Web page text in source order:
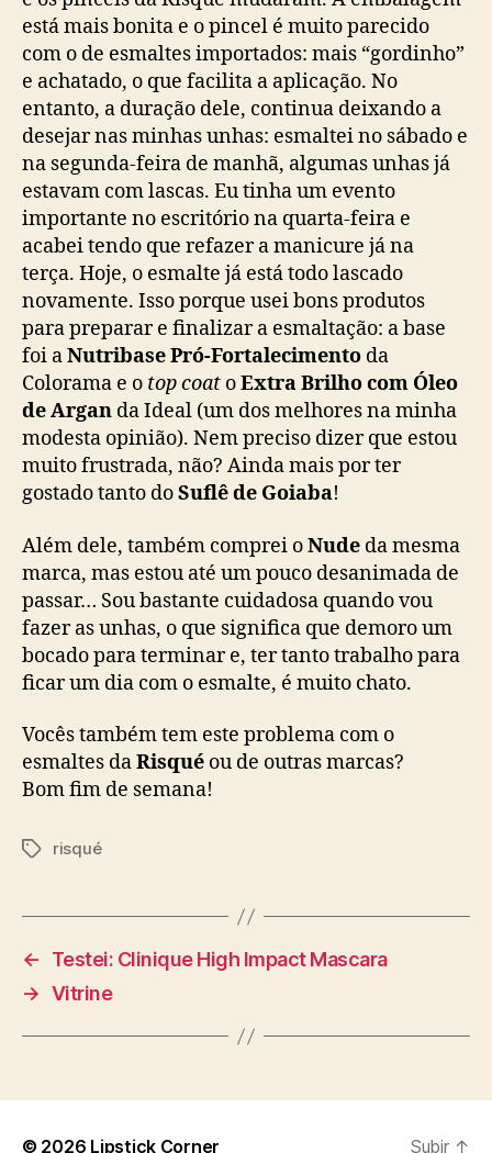
está mais bonita e o pincel é muito parecido
com o de esmaltes importados: mais “gordinho”
e achatado, o que facilita a aplicação. No
entanto, a duração dele, continua deixando a
desejar nas minhas unhas: esmaltei no sábado e
na segunda-feira de manhã, algumas unhas já
estavam com lascas. Eu tinha um evento
importante no escritório na quarta-feira e
acabei tendo que refazer a manicure já na
terça. Hoje, o esmalte já está todo lascado
novamente. Isso porque usei bons produtos
para preparar e finalizar a esmaltação: a base
foi aNutribase Pró-Fortalecimento da
Colorama e o top coat oExtra Brilho com Óleo
de Argan da Ideal (um dos melhores na minha
modesta opinião). Nem preciso dizer que estou
muito frustrada, não? Ainda mais por ter
gostado tanto doSuflê de Goiaba!
Além dele, também comprei oNude da mesma
marca, mas estou até um pouco desanimada de
passar… Sou bastante cuidadosa quando vou
fazer as unhas, o que significa que demoro um
bocado para terminar e, ter tanto trabalho para
ficar um dia com o esmalte, é muito chato.
Vocês também tem este problema com o
esmaltes daRisqué ou de outras marcas?
Bom fim de semana!
Tagsrisqué
←
Testei: Clinique High Impact Mascara
→ Vitrine
© 2026 Lipstick Corner Subir ↑